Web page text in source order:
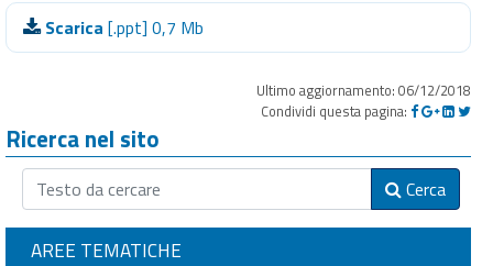
Scarica [.ppt] 0,7 Mb
Ultimo aggiornamento: 06/12/2018
Condividi questa pagina:
Ricerca nel sito
Cerca
AREE TEMATICHE